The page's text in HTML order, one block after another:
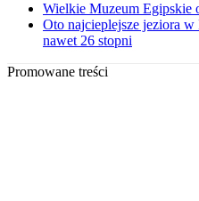
Wielkie Muzeum Egipskie
Oto najcieplejsze jeziora w
nawet 26 stopni
Promowane treści